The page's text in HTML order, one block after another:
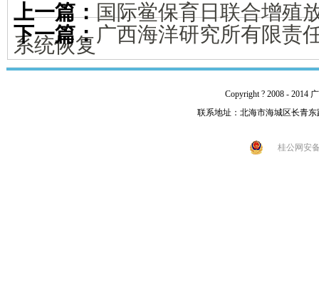
上一篇：国际鲎保育日联合增殖
系统恢复
下一篇：广西海洋研究所有限责
Copyright ? 2008 - 2014
联系地址：北海市海城区长青东
桂公网安